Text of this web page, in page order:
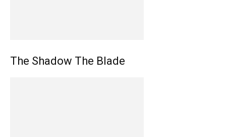
The Shadow The Blade